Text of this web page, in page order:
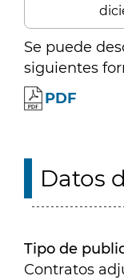
Se puede
siguientes
PDF
Datos
Tipo de
Contratos